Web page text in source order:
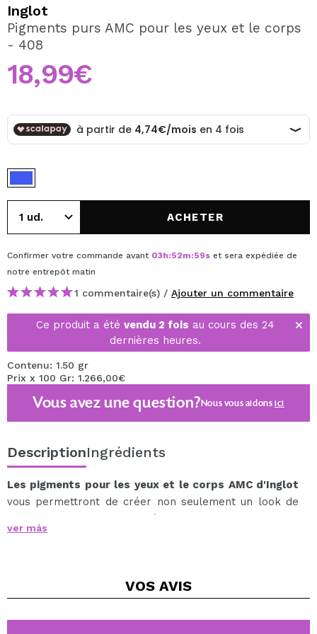
En créant un compte sur Maquibeauty.fr vous pourrez
effectuer vos achats rapidement, vérifier l'état de vos
Inglot
Pigments purs AMC pour les yeux et le corps
- 408
18,99€
ACHETER
Confirmer votre commande avant 03h:52m:59s et sera expédiée de
notre entrepôt matin
1 commentaire(s) / Ajouter un commentaire
Ce produit a été vendu 2 fois au cours des 24
dernières heures.
Contenu: 1.50 gr
Prix x 100 Gr: 1.266,00€
Vous avez une question?Nous vous aidonsici
DescriptionIngrédients
Les pigments pour les yeux et le corps AMC d'Inglot
vous permettront de créer non seulement un look de
fête audacieux, mais sont également parfaits comme
accent pour le maquillage de tous les jours.
Pour augmenter l'intensité de la couleur et pour le
paupières.
ver más
VOS AVIS